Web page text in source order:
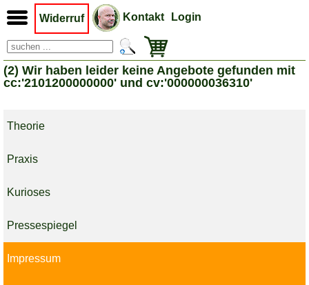
Widerruf Kontakt Login
(2) Wir haben leider keine Angebote gefunden mit
cc:'2101200000000' und cv:'000000036310'
Theorie
Praxis
Kurioses
Pressespiegel
Impressum